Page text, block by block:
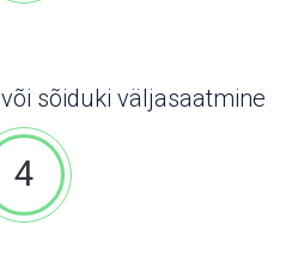
sõiduki väljasaatmine
4